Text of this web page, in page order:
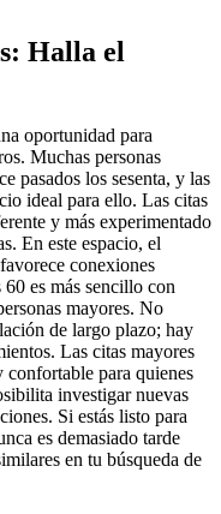
Halla el
oportunidad para
Muchas personas
pasados los sesenta, y las
ideal para ello. Las citas
y más experimentado
En este espacio, el
conexiones
es más sencillo con
mayores. No
de largo plazo; hay
Las citas mayores
confortable para quienes
investigar nuevas
Si estás listo para
es demasiado tarde
en tu búsqueda de